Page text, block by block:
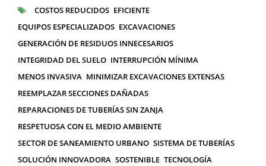
ETIQUETAS
COSTOS REDUCIDOS EFICIENTE
EQUIPOS ESPECIALIZADOS EXCAVACIONES
GENERACIÓN DE RESIDUOS INNECESARIOS
INTEGRIDAD DEL SUELO INTERRUPCIÓN MÍNIMA
MENOS INVASIVA MINIMIZAR EXCAVACIONES EXTENSAS
REEMPLAZAR SECCIONES DAÑADAS
REPARACIONES DE TUBERÍAS SIN ZANJA
RESPETUOSA CON EL MEDIO AMBIENTE
SECTOR DE SANEAMIENTO URBANO SISTEMA DE TUBERÍAS
SOLUCIÓN INNOVADORA SOSTENIBLE TECNOLOGÍA